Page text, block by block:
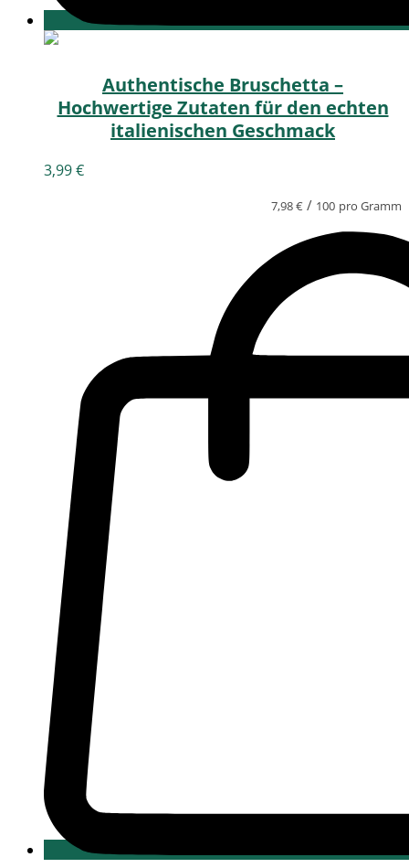
Authentische Bruschetta –
Hochwertige Zutaten für den echten
italienischen Geschmack
3,99€
7,98€ / 100 pro Gramm